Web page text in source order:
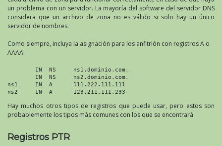
un problema con un servidor. La mayoría del software del servidor DNS
considera que un archivo de zona no es válido si solo hay un único
servidor de nombres.
Como siempre, incluya la asignación para los anfitrión con registros A o
AAAA:
        IN  NS     ns1.dominio.com.
        IN  NS     ns2.dominio.com.
ns1     IN  A      111.222.111.111
ns2     IN  A      123.211.111.233
Hay muchos otros tipos de registros que puede usar, pero estos son
probablemente los tipos más comunes con los que se encontrará.
Registros PTR